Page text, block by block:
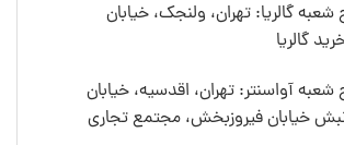
گالریا: تهران، ولنجک، خیابان
گالریا
آواسنتر: تهران، اقدسیه، خیابان
خیابان فیروزبخش، مجتمع تجاری